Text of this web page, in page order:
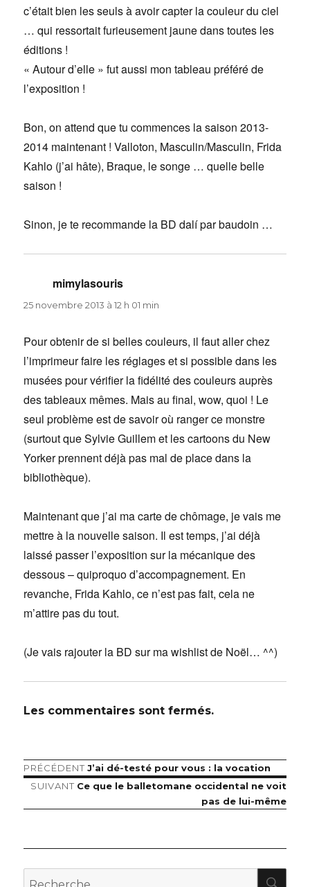
c’était bien les seuls à avoir capter la couleur du ciel
… qui ressortait furieusement jaune dans toutes les
éditions !
« Autour d’elle » fut aussi mon tableau préféré de
l’exposition !
Bon, on attend que tu commences la saison 2013-
2014 maintenant ! Valloton, Masculin/Masculin, Frida
Kahlo (j’ai hâte), Braque, le songe … quelle belle
saison !
Sinon, je te recommande la BD dalí par baudoin …
mimylasouris
25 novembre 2013 à 12 h 01 min
Pour obtenir de si belles couleurs, il faut aller chez
l’imprimeur faire les réglages et si possible dans les
musées pour vérifier la fidélité des couleurs auprès
des tableaux mêmes. Mais au final, wow, quoi ! Le
seul problème est de savoir où ranger ce monstre
(surtout que Sylvie Guillem et les cartoons du New
Yorker prennent déjà pas mal de place dans la
bibliothèque).
Maintenant que j’ai ma carte de chômage, je vais me
mettre à la nouvelle saison. Il est temps, j’ai déjà
laissé passer l’exposition sur la mécanique des
dessous – quiproquo d’accompagnement. En
revanche, Frida Kahlo, ce n’est pas fait, cela ne
m’attire pas du tout.
(Je vais rajouter la BD sur ma wishlist de Noël… ^^)
Les commentaires sont fermés.
Navigation
PRÉCÉDENT Article
précédent :
J’ai dé-testé pour vous : la vocation
SUIVANT Article
Ce que le balletomane occidental ne voit
pas de lui-même
Recherche